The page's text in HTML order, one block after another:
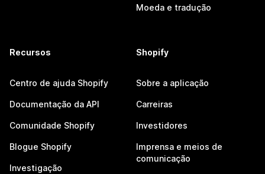
Moeda e tradução
Recursos
Centro de ajuda Shopify
Documentação da API
Comunidade Shopify
Blogue Shopify
Investigação
Shopify
Sobre a aplicação
Carreiras
Investidores
Imprensa e meios de
comunicação